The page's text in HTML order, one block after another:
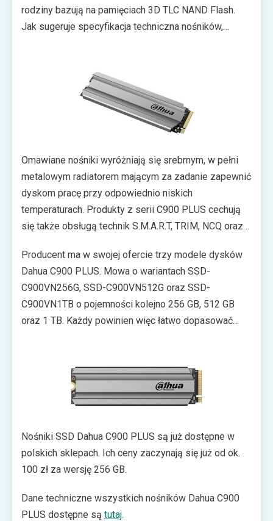
rodziny bazują na pamięciach 3D TLC NAND Flash.
Jak sugeruje specyfikacja techniczna nośników,
3000 MB/s (w przypadku wersji 1 TB).
Omawiane nośniki wyróżniają się srebrnym, w pełni
metalowym radiatorem mającym za zadanie zapewnić
dyskom pracę przy odpowiednio niskich
temperaturach. Produkty z serii C900 PLUS cechują
się także obsługą technik S.M.A.R.T, TRIM, NCQ oraz
MTBF (średni czas bezawaryjnej pracy) został
oszacowany na 1,5 mln godzin.
Producent ma w swojej ofercie trzy modele dysków
Dahua C900 PLUS. Mowa o wariantach SSD-
C900VN256G, SSD-C900VN512G oraz SSD-
C900VN1TB o pojemności kolejno 256 GB, 512 GB
oraz 1 TB. Każdy powinien więc łatwo dopasować
Nośniki SSD Dahua C900 PLUS są już dostępne w
polskich sklepach. Ich ceny zaczynają się już od ok.
100 zł za wersję 256 GB.
Dane techniczne wszystkich nośników Dahua C900
PLUS dostępne są tutaj.